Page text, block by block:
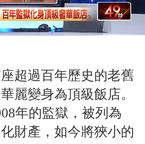
超過百年歷史的老舊
麗變身為頂級飯店。
年的監獄，被列為
財產，如今將狹小的